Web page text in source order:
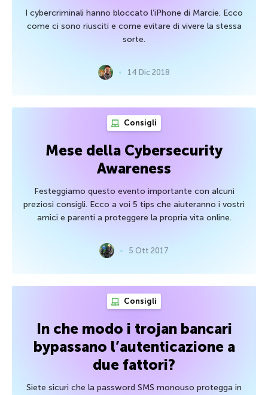
I cybercriminali hanno bloccato l’iPhone di Marcie. Ecco
come ci sono riusciti e come evitare di vivere la stessa
sorte.
14 Dic 2018
Consigli
Mese della Cybersecurity
Awareness
Festeggiamo questo evento importante con alcuni
preziosi consigli. Ecco a voi 5 tips che aiuteranno i vostri
amici e parenti a proteggere la propria vita online.
5 Ott 2017
Consigli
In che modo i trojan bancari
bypassano l’autenticazione a
due fattori?
Siete sicuri che la password SMS monouso protegga in